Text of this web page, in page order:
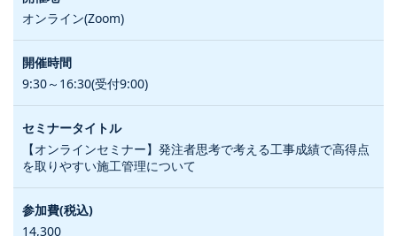
オンライン(Zoom)
9:30～16:30(受付9:00)
【オンラインセミナー】発注者思考で考える工事成績で高得点
を取りやすい施工管理について
14,300